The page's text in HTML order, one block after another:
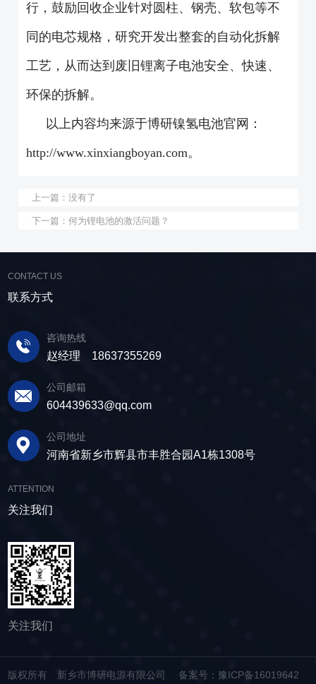
行，鼓励回收企业针对圆柱、钢壳、软包等不
同的电芯规格，研究开发出整套的自动化拆解
工艺，从而达到废旧锂离子电池安全、快速、
环保的拆解。
以上内容均来源于博研镍氢电池官网：
http://www.xinxiangboyan.com。
上一篇：没有了
下一篇：何为锂电池的激活问题？
CONTACT US
联系方式
咨询热线
赵经理 18637355269
公司邮箱
604439633@qq.com
公司地址
河南省新乡市辉县市丰胜合园A1栋1308号
ATTENTION
关注我们
关注我们
版权所有 新乡市博研电源有限公司 备案号：豫ICP备16019642